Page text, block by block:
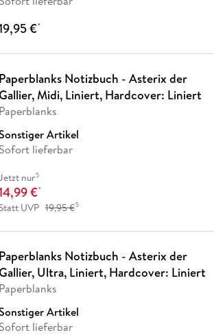
€*
Paperblanks Notizbuch - Asterix der
Midi, Liniert, Hardcover: Liniert
Paperblanks
Artikel
Sofort lieferbar
nur5
€*
Statt UVP 19,95 €5
Paperblanks Notizbuch - Asterix der
Ultra, Liniert, Hardcover: Liniert
Paperblanks
Artikel
Sofort lieferbar